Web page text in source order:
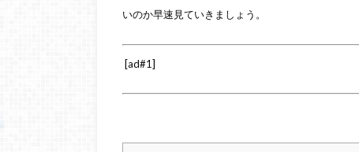
いのか早速見ていきましょう。
[ad#1]